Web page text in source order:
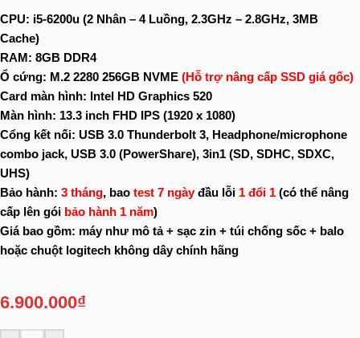
CPU: i5-6200u (2 Nhân – 4 Luồng, 2.3GHz – 2.8GHz, 3MB
Cache)
RAM: 8GB DDR4
Ổ cứng: M.2 2280 256GB NVME (Hỗ trợ nâng cấp SSD giá gốc)
Card màn hình: Intel HD Graphics 520
Màn hình: 13.3 inch FHD IPS (1920 x 1080)
Cổng kết nối: USB 3.0 Thunderbolt 3, Headphone/microphone
combo jack, USB 3.0 (PowerShare), 3in1 (SD, SDHC, SDXC,
UHS)
Bảo hành: 3 tháng, bao test 7 ngàyđầu lỗi 1 đổi 1 (có thể nâng
cấp lên gói bảo hành 1 năm)
Giá bao gồm: máy như mô tả + sạc zin + túi chống sốc + balo
hoặc chuột logitech không dây chính hãng
6.900.000₫